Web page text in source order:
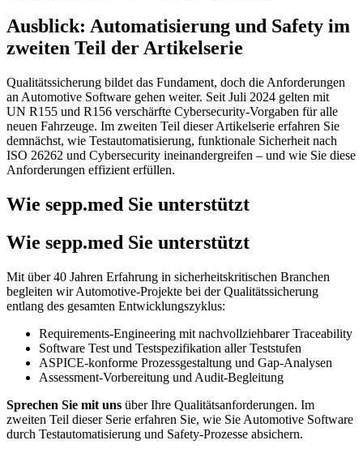
Ausblick: Automatisierung und Safety im
zweiten Teil der Artikelserie
Qualitätssicherung bildet das Fundament, doch die Anforderungen
an Automotive Software gehen weiter. Seit Juli 2024 gelten mit
UN R155 und R156 verschärfte Cybersecurity-Vorgaben für alle
neuen Fahrzeuge. Im zweiten Teil dieser Artikelserie erfahren Sie
demnächst, wie Testautomatisierung, funktionale Sicherheit nach
ISO 26262 und Cybersecurity ineinandergreifen – und wie Sie diese
Anforderungen effizient erfüllen.
Wie sepp.med Sie unterstützt
Wie sepp.med Sie unterstützt
Mit über 40 Jahren Erfahrung in sicherheitskritischen Branchen
begleiten wir Automotive-Projekte bei der Qualitätssicherung
entlang des gesamten Entwicklungszyklus:
Requirements-Engineering mit nachvollziehbarer Traceability
Software Test und Testspezifikation aller Teststufen
ASPICE-konforme Prozessgestaltung und Gap-Analysen
Assessment-Vorbereitung und Audit-Begleitung
Sprechen Sie mit uns über Ihre Qualitätsanforderungen. Im
zweiten Teil dieser Serie erfahren Sie, wie Sie Automotive Software
durch Testautomatisierung und Safety-Prozesse absichern.